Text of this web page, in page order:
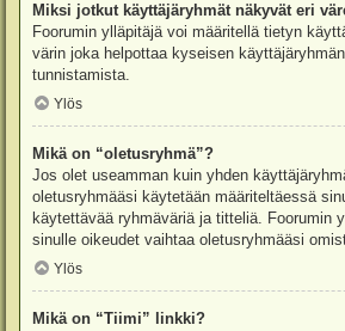
Miksi jotkut käyttäjäryhmät näkyvät eri
Foorumin ylläpitäjä voi määritellä tietyn
värin joka helpottaa kyseisen
tunnistamista.
Ylös
Mikä on “oletusryhmä”?
Jos olet useamman kuin yhden
oletusryhmääsi käytetään määriteltäessä
käytettävää ryhmäväriä ja titteliä. Foorumin
sinulle oikeudet vaihtaa oletusryhmääsi
Ylös
Mikä on “Tiimi” linkki?